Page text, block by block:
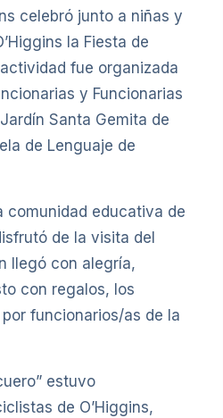
celebró junto a niñas y
la Fiesta de
fue organizada
y Funcionarias
Santa Gemita de
de Lenguaje de
comunidad educativa de
de la visita del
llegó con alegría,
con regalos, los
funcionarios/as de la
estuvo
de O’Higgins,